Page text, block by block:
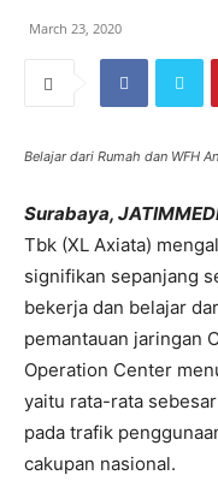
March 23, 2020
Belajar dari Rumah dan WFH
Surabaya,
Tbk (XL Axiata)
signifikan sepanjang
bekerja dan belajar
pemantauan jaringan
Operation Center
yaitu rata-rata
pada trafik
cakupan nasional.